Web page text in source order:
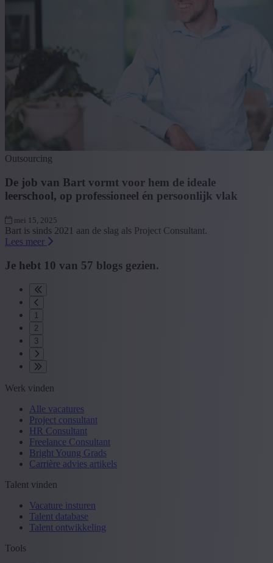
Outsourcing
De job van Bart vormt voor hem de ideale
leerschool, op professioneel én persoonlijk vlak
mei 15, 2025
Bart is sinds 2021 aan de slag als Project Consultant.
Lees meer
Je hebt 10 van 57 blogs gezien.
1
2
3
Werk vinden
Alle vacatures
Project consultant
HR Consultant
Freelance Consultant
Bright Young Grads
Carrière advies artikels
Talent vinden
Vacature insturen
Talent database
Talent ontwikkeling
Tools